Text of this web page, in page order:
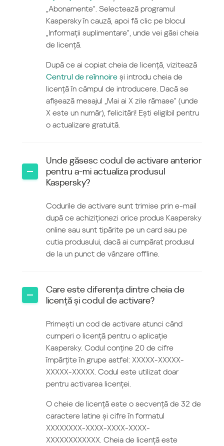
„Abonamente”. Selectează programul
Kaspersky în cauză, apoi fă clic pe blocul
„Informații suplimentare”, unde vei găsi cheia
de licență.
După ce ai copiat cheia de licență, vizitează
Centrul de reînnoire și introdu cheia de
licență în câmpul de introducere. Dacă se
afișează mesajul „Mai ai X zile rămase” (unde
X este un număr), felicitări! Ești eligibil pentru
o actualizare gratuită.
Unde găsesc codul de activare anterior
pentru a-mi actualiza produsul
Kaspersky?
Codurile de activare sunt trimise prin e-mail
după ce achiziționezi orice produs Kaspersky
online sau sunt tipărite pe un card sau pe
cutia produsului, dacă ai cumpărat produsul
de la un punct de vânzare offline.
Care este diferența dintre cheia de
licență și codul de activare?
Primești un cod de activare atunci când
cumperi o licență pentru o aplicație
Kaspersky. Codul conține 20 de cifre
împărțite în grupe astfel: ХХХХХ-ХХХХХ-
ХХХХХ-ХХХХХ. Codul este utilizat doar
pentru activarea licenței.
O cheie de licență este o secvență de 32 de
caractere latine și cifre în formatul
ХХХХХXXX-ХХХХ-ХХХХ-ХХХХ-
XXXXXXXXXXXX. Cheia de licență este